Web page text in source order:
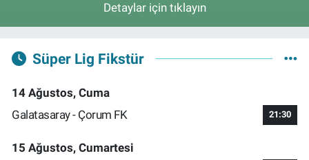
Detaylar için tıklayın
Süper Lig Fikstür
14 Ağustos, Cuma
Galatasaray - Çorum FK
21:30
15 Ağustos, Cumartesi